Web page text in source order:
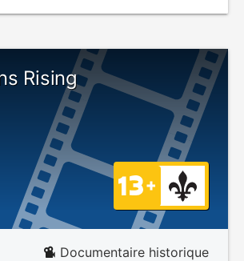
Rising
Documentaire historique